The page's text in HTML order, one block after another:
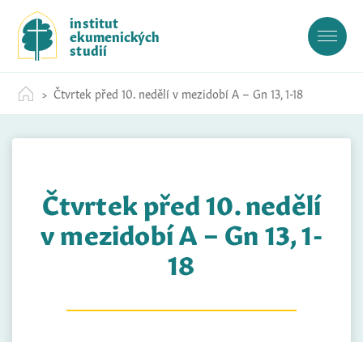
c
institut
ekumenických
studií
Čtvrtek před 10. nedělí v mezidobí A – Gn 13, 1-18
Čtvrtek před 10. nedělí
v mezidobí A – Gn 13, 1-
18